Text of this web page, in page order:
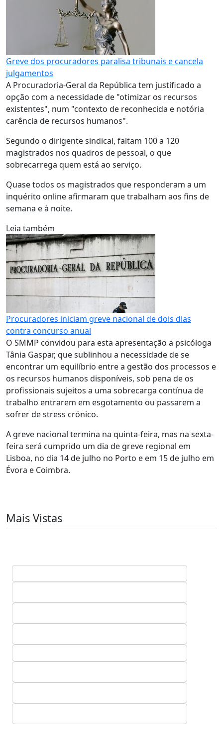
Greve dos procuradores paralisa tribunais e cancela
julgamentos
A Procuradoria-Geral da República tem justificado a
opção com a necessidade de "otimizar os recursos
existentes", num "contexto de reconhecida e notória
carência de recursos humanos".
Segundo o dirigente sindical, faltam 100 a 120
magistrados nos quadros de pessoal, o que
sobrecarrega quem está ao serviço.
Quase todos os magistrados que responderam a um
inquérito online afirmaram que trabalham aos fins de
semana e à noite.
Leia também
Procuradores iniciam greve nacional de dois dias
contra concurso anual
O SMMP convidou para esta apresentação a psicóloga
Tânia Gaspar, que sublinhou a necessidade de se
encontrar um equilíbrio entre a gestão dos processos e
os recursos humanos disponíveis, sob pena de os
profissionais sujeitos a uma sobrecarga contínua de
trabalho entrarem em esgotamento ou passarem a
sofrer de stress crónico.
A greve nacional termina na quinta-feira, mas na sexta-
feira será cumprido um dia de greve regional em
Lisboa, no dia 14 de julho no Porto e em 15 de julho em
Évora e Coimbra.
Mais Vistas